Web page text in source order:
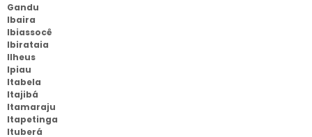
Gandu
Ibaira
Ibiassocê
Ibirataia
Ilheus
Ipiau
Itabela
Itajibá
Itamaraju
Itapetinga
Ituberá